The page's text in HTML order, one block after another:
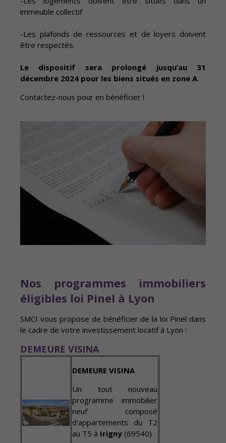
immeuble collectif
-Les plafonds de ressources et de loyers doivent
être respectés.
Le dispositif sera prolongé jusqu’au 31
décembre 2024 pour les biens situés en zone A.
Contactez-nous pour en bénéficier !
Nos programmes immobiliers
éligibles loi Pinel à Lyon
SMCI vous propose de bénéficier de la loi Pinel dans
le cadre de votre investissement locatif à Lyon :
DEMEURE VISINA
DEMEURE VISINA
Un tout nouveau
programme immobilier
neuf composé
d'appartements du T2
au T5 à Irigny (69540)